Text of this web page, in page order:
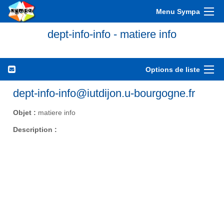
Menu Sympa
dept-info-info - matiere info
Options de liste
dept-info-info@iutdijon.u-bourgogne.fr
Objet : matiere info
Description :